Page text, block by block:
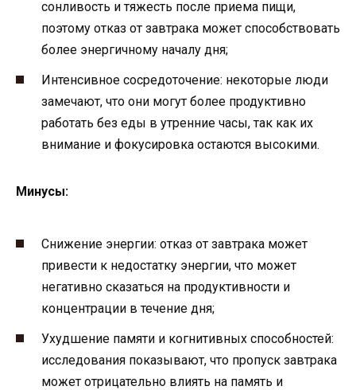
сонливость и тяжесть после приема пищи,
поэтому отказ от завтрака может способствовать
более энергичному началу дня;
Интенсивное сосредоточение: некоторые люди
замечают, что они могут более продуктивно
работать без еды в утренние часы, так как их
внимание и фокусировка остаются высокими.
Минусы:
Снижение энергии: отказ от завтрака может
привести к недостатку энергии, что может
негативно сказаться на продуктивности и
концентрации в течение дня;
Ухудшение памяти и когнитивных способностей:
исследования показывают, что пропуск завтрака
может отрицательно влиять на память и